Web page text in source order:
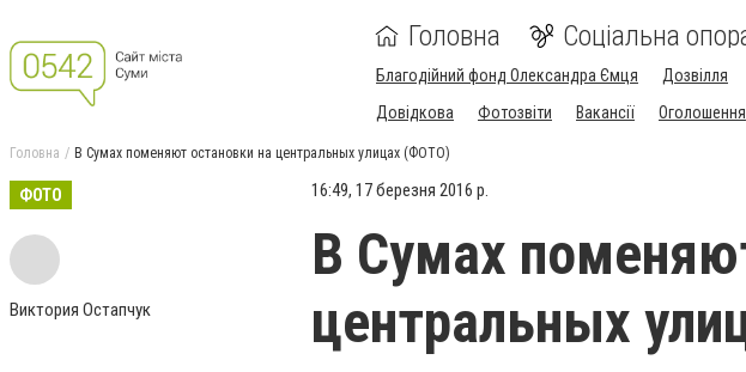
Головна Соціальна
Благодійний фонд Олександра Ємця Дозвілля
Довідкова
Фотозвіти Вакансії Оголошення
Головна В Сумах поменяют остановки на центральных улицах (ФОТО)
ФОТО
Виктория Остапчук
16:49, 17 березня 2016 р.
В Сумах
центральных